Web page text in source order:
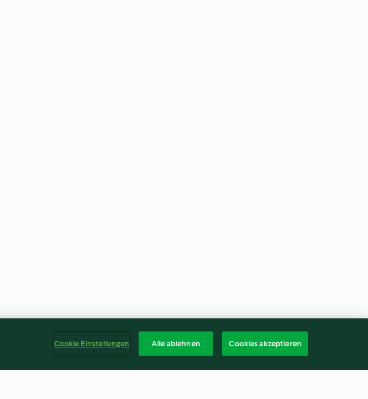
Cookie Einstellungen Alle ablehnen Cookies akzeptieren